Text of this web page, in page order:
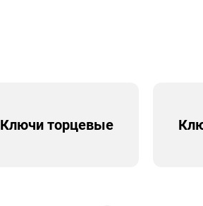
Ключи торцевые